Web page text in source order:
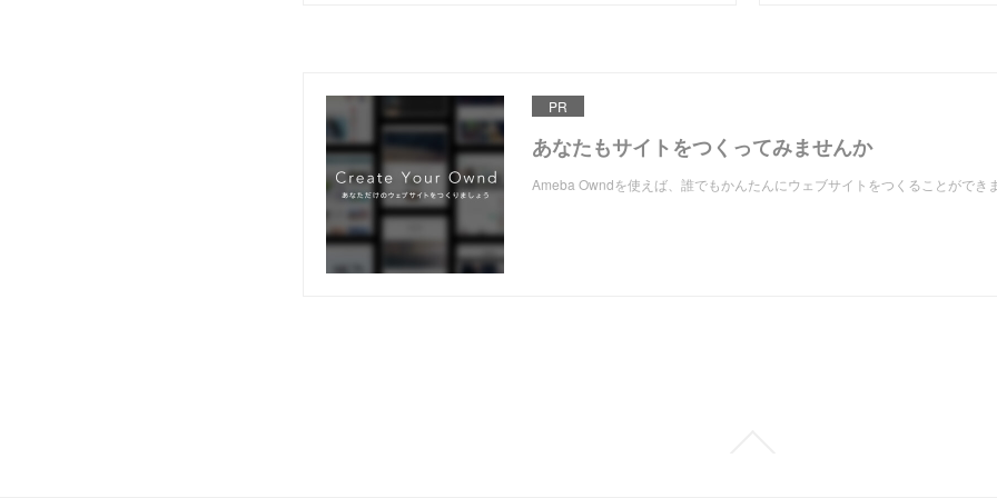
PR
あなたもサイトをつくってみませんか
Ameba Owndを使えば、誰でもかんたんにウェブサイトをつくることができ